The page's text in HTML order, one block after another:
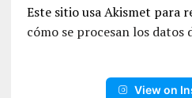
Este sitio usa Akismet para
cómo se procesan los datos
View on